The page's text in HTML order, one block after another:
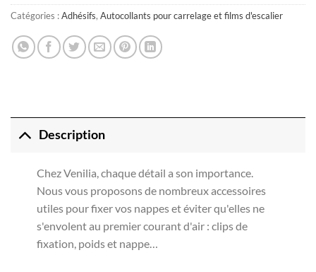
Catégories :Adhésifs, Autocollants pour carrelage et films d'escalier
Description
Chez Venilia, chaque détail a son importance.
Nous vous proposons de nombreux accessoires
utiles pour fixer vos nappes et éviter qu'elles ne
s'envolent au premier courant d'air : clips de
fixation, poids et nappe…